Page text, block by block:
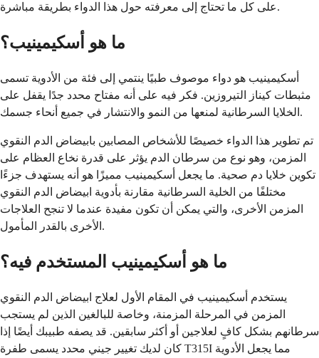
على كل ما تحتاج إلى معرفته حول هذا الدواء بطريقة مباشرة.
ما هو أسكيمينيب؟
أسكيمينيب هو دواء موصوف طبيًا ينتمي إلى فئة من الأدوية تسمى
مثبطات كيناز التيروزين. فكر فيه على أنه مفتاح محدد جدًا يقفل على
الخلايا السرطانية لمنعها من النمو والانتشار في جميع أنحاء جسمك.
تم تطوير هذا الدواء خصيصًا للأشخاص المصابين بابيضاض الدم النقوي
المزمن، وهو نوع من سرطان الدم يؤثر على قدرة نخاع العظام على
تكوين خلايا دم صحية. ما يجعل أسكيمينيب مميزًا هو أنه يستهدف جزءًا
مختلفًا من الخلية السرطانية مقارنة بأدوية ابيضاض الدم النقوي
المزمن الأخرى، والتي يمكن أن تكون مفيدة عندما لا تنجح العلاجات
الأخرى بالقدر المأمول.
ما هو أسكيمينيب المستخدم فيه؟
يستخدم أسكيمينيب في المقام الأول لعلاج ابيضاض الدم النقوي
المزمن في المرحلة المزمنة، وخاصة للبالغين الذين لم يستجب
سرطانهم بشكل كافٍ لعلاجين أو أكثر سابقين. قد يصفه طبيبك أيضًا إذا
كان لديك تغيير جيني محدد يسمى طفرة T315I مما يجعل الأدوية